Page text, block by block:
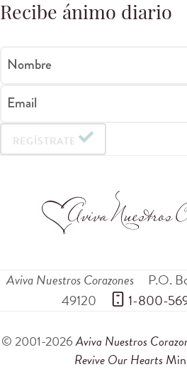
Recibe ánimo diario
Nombre
Email
REGÍSTRATE
Aviva Nuestros Corazones P.O.
49120
1-800-
© 2001-2026Aviva Nuestros
Revive Our Hearts